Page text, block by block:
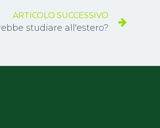
ARTICOLO SUCCESSIVO
studiare all'estero?